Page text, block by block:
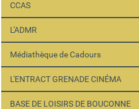
CCAS
L'ADMR
Médiathèque de Cadours
L'ENTRACT GRENADE CINÉMA
BASE DE LOISIRS DE BOUCONNE